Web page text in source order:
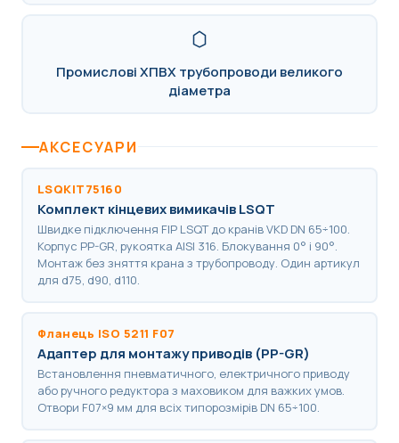
Промислові ХПВХ трубопроводи великого
діаметра
АКСЕСУАРИ
LSQKIT75160
Комплект кінцевих вимикачів LSQT
Швидке підключення FIP LSQT до кранів VKD DN 65÷100.
Корпус PP-GR, рукоятка AISI 316. Блокування 0° і 90°.
Монтаж без зняття крана з трубопроводу. Один артикул
для d75, d90, d110.
Фланець ISO 5211 F07
Адаптер для монтажу приводів (PP-GR)
Встановлення пневматичного, електричного приводу
або ручного редуктора з маховиком для важких умов.
Отвори F07×9 мм для всіх типорозмірів DN 65÷100.